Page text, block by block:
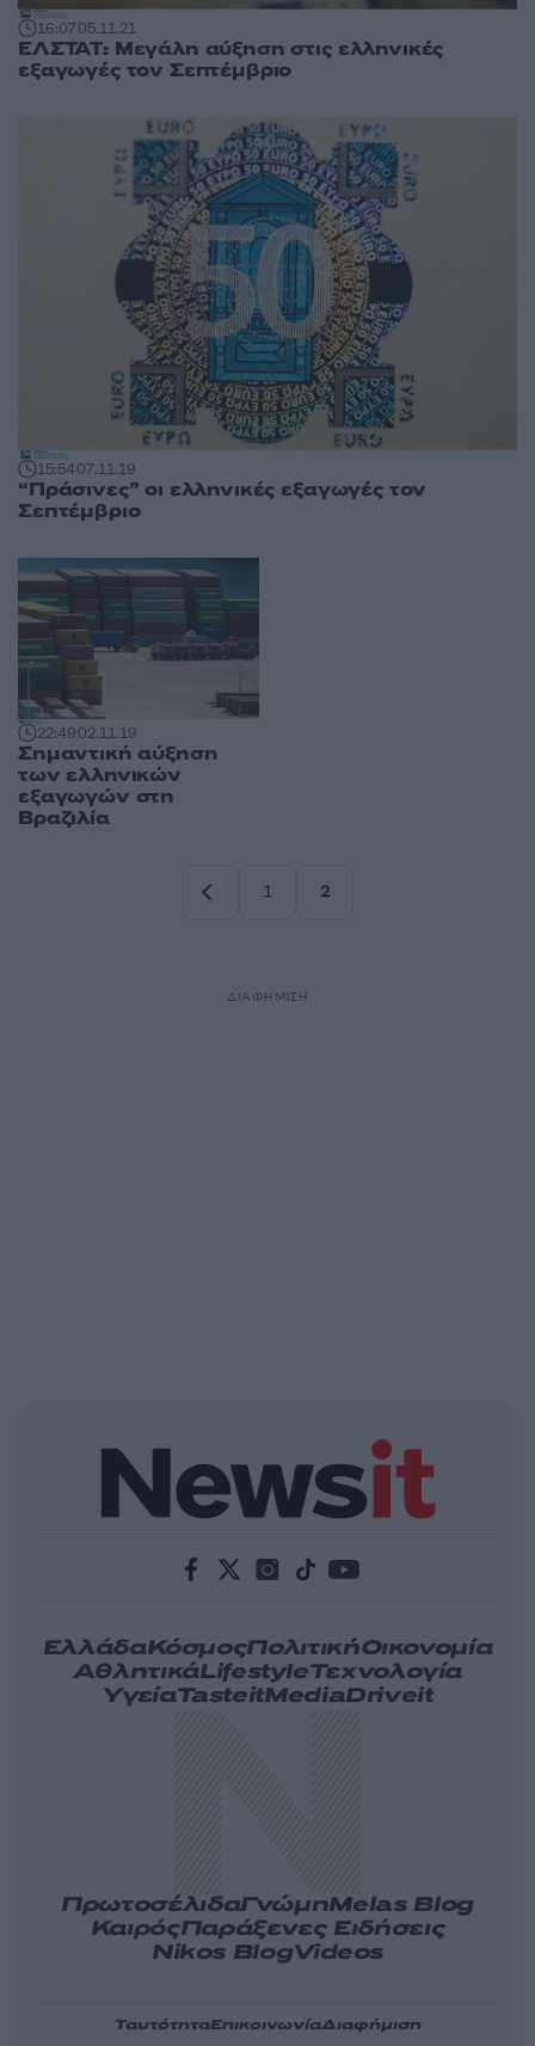
16:0705.11.21
ΕΛΣΤΑΤ: Μεγάλη αύξηση στις ελληνικές
εξαγωγές τον Σεπτέμβριο
15:5407.11.19
“Πράσινες” οι ελληνικές εξαγωγές τον
Σεπτέμβριο
22:4902.11.19
Σημαντική αύξηση
των ελληνικών
εξαγωγών στη
Βραζιλία
1
2
ΔΙΑΦΗΜΙΣΗ
ΕλλάδαΚόσμοςΠολιτικήΟικονομία
ΑθλητικάLifestyleΤεχνολογία
ΥγείαTasteitMediaDriveit
ΠρωτοσέλιδαΓνώμηMelas Blog
ΚαιρόςΠαράξενες Ειδήσεις
Nikos BlogVideos
ΤαυτότηταΕπικοινωνίαΔιαφήμιση